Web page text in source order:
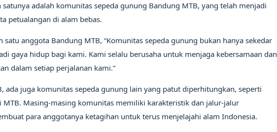
satunya adalah komunitas sepeda gunung Bandung MTB, yang telah menjadi
petualangan di alam bebas.
satu anggota Bandung MTB, “Komunitas sepeda gunung bukan hanya sekedar
gaya hidup bagi kami. Kami selalu berusaha untuk menjaga kebersamaan dan
dalam setiap perjalanan kami.”
ada juga komunitas sepeda gunung lain yang patut diperhitungkan, seperti
MTB. Masing-masing komunitas memiliki karakteristik dan jalur-jalur
para anggotanya ketagihan untuk terus menjelajahi alam Indonesia.